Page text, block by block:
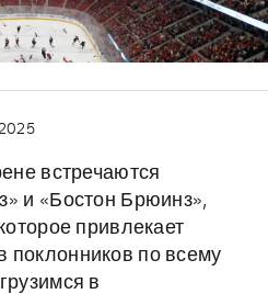
2025
встречаются
и «Бостон Брюинз»,
привлекает
поклонников по всему
в